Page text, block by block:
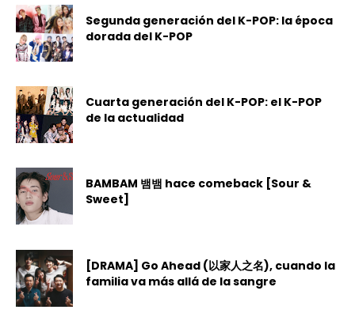
Segunda generación del K-POP: la época
dorada del K-POP
Cuarta generación del K-POP: el K-POP
de la actualidad
BAMBAM 뱀뱀 hace comeback [Sour &
Sweet]
[DRAMA] Go Ahead (以家人之名), cuando la
familia va más allá de la sangre